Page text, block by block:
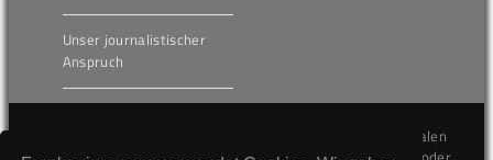
Unser journalistischer
Anspruch
Die hier veröffentlichten Inhalte unterliegen dem internationalen